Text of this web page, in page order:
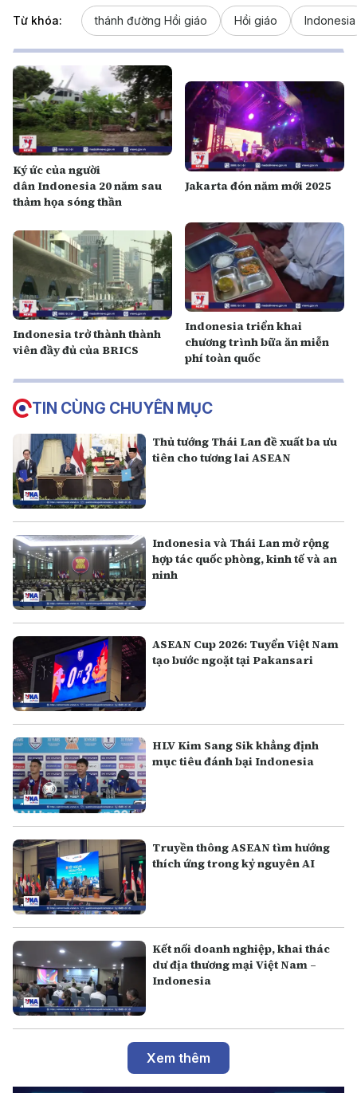
Từ khóa: thánh đường Hồi giáo Hồi giáo Indonesia
Ký ức của người
dân Indonesia 20 năm sau
thảm họa sóng thần
Jakarta đón năm mới 2025
Indonesia trở thành thành
viên đầy đủ của BRICS
Indonesia triển khai
chương trình bữa ăn miễn
phí toàn quốc
TIN CÙNG CHUYÊN MỤC
Thủ tướng Thái Lan đề xuất ba ưu
tiên cho tương lai ASEAN
Indonesia và Thái Lan mở rộng
hợp tác quốc phòng, kinh tế và an
ninh
ASEAN Cup 2026: Tuyển Việt Nam
tạo bước ngoặt tại Pakansari
HLV Kim Sang Sik khẳng định
mục tiêu đánh bại Indonesia
Truyền thông ASEAN tìm hướng
thích ứng trong kỷ nguyên AI
Kết nối doanh nghiệp, khai thác
dư địa thương mại Việt Nam –
Indonesia
Xem thêm